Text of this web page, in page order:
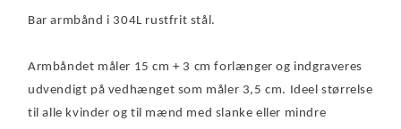
Bar armbånd i 304L rustfrit stål.
Armbåndet måler 15 cm + 3 cm forlænger og indgraveres
udvendigt på vedhænget som måler 3,5 cm. Ideel størrelse
til alle kvinder og til mænd med slanke eller mindre